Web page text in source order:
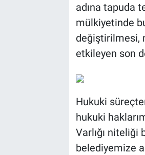
adına tapuda
mülkiyetinde
değiştirilmesi,
etkileyen son
Hukuki
hukuki
Varlığı niteliği
belediyemize